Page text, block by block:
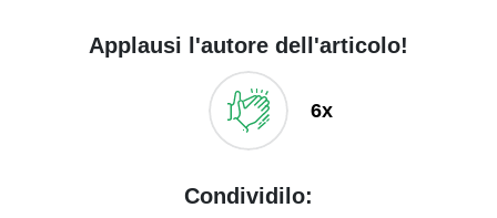
Applausi l'autore dell'articolo!
6x
Condividilo: